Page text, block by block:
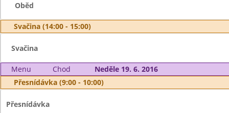
Oběd
Svačina (14:00 - 15:00)
Svačina
Menu Chod
Neděle 19. 6. 2016
Přesnídávka (9:00 - 10:00)
Přesnídávka